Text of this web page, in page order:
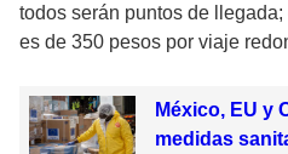
todos serán puntos de
es de 350 pesos por viaje
México, EU y
medidas